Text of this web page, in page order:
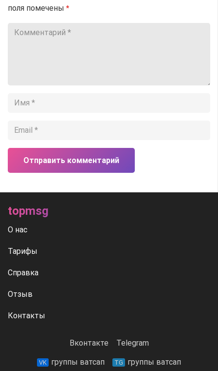
поля помечены *
Отправить комментарий
topmsg
О нас
Тарифы
Справка
Отзыв
Контакты
Вконтакте Telegram
VK группы ватсап TG группы ватсап